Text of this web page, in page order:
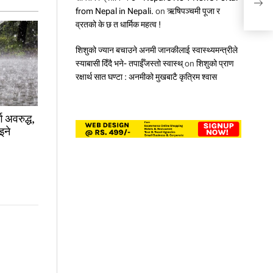
अवरुद्ध,
from Nepal in Nepali. on ऋषिपञ्चमी पूजा र
व्रतको के छ त धार्मिक महत्व !
शिशुको ज्यान बचाउने अनमी जानकीलाई स्वास्थ्यमन्त्रीले
स्याबासी दिँदै भने- तपाईँजस्तो स्वास्थ्on शिशुको प्राण
रक्षार्थ सात घण्टा : अनमीको मुखबाटै कृत्रिम श्वास